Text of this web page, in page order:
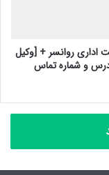
اداری روانسر + [وکیل
و شماره تماس